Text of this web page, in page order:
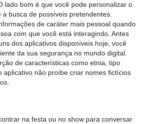
lado bom é que você pode personalizar o
busca de possíveis pretendentes.
de caráter mais pessoal quando
com que você está interagindo. Antes
dos aplicativos disponíveis hoje, você
da sua segurança no mundo digital.
de características como etnia, tipo
aplicativo não proíbe criar nomes fictícios
na festa ou no show para conversar